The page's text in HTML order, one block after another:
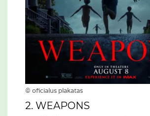
© oficialus plakatas
2. WEAPONS